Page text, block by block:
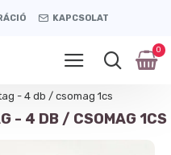
KAPCSOLAT
0
- 4 db / csomag 1cs
- 4 DB / CSOMAG 1CS